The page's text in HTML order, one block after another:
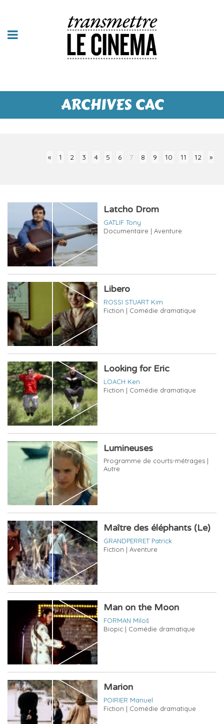
ARCHIVES CAC
« 1 2 3 4 5 6 7 8 9 10 11 12 »
Latcho Drom
GATLIF Tony
Documentaire | Aventure
Libero
ROSSI STUART Kim
Fiction | Comédie dramatique
Looking for Eric
LOACH Ken
Fiction | Comédie dramatique
Lumineuses
Programme de courts-métrages |
Autre
Maître des éléphants (Le)
GRANDPERRET Patrick
Fiction | Aventure
Man on the Moon
FORMAN Miloš
Biopic | Comédie dramatique
Marion
POIRIER Manuel
Fiction | Comédie dramatique